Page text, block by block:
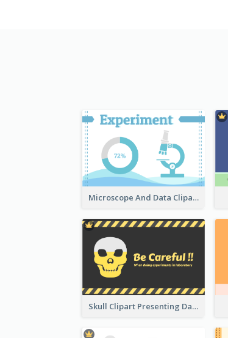
Microscope And Data Clipart
Skull Clipart Presenting Dangerous